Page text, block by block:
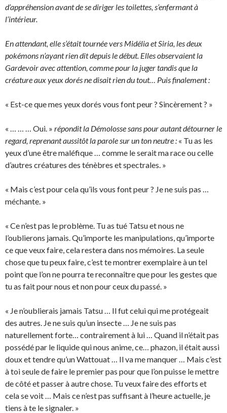
d’appréhension avant de se diriger les toilettes, s’enfermant à
l’intérieur.
En attendant, elle s’était tournée vers Midélia et Siria, les deux
pokémons n’ayant rien dit depuis le début. Elles observaient la
Gardevoir avec attention, comme pour la juger tandis que la
créature aux yeux dorés ne disait rien du tout… Puis finalement :
« Est-ce que mes yeux dorés vous font peur ? Sincèrement ? »
« … … … Oui. » répondit la Démolosse sans pour autant détourner le
regard, reprenant aussitôt la parole sur un ton neutre : « Tu as les
yeux d’une être maléfique … comme le serait ma race ou celle
d’autres créatures des ténèbres et spectrales. »
« Mais c’est pour cela qu’ils vous font peur ? Je ne suis pas …
méchante. »
« Ce n’est pas le problème. Tu as tué Tatsu et nous ne
l’oublierons jamais. Qu’importe les manipulations, qu’importe
ce que veux faire, cela restera dans nos mémoires. La seule
chose que tu peux faire, c’est te montrer exemplaire à un tel
point que l’on ne pourra te reconnaître que pour les gestes que
tu as fait pour nous et non pour ceux du passé. »
« Je n’oublierais jamais Tatsu … Il fut celui qui me protégeait
des autres. Je ne suis qu’un insecte … Je ne suis pas
naturellement forte… contrairement à lui … Quand il n’était pas
possédé par le liquide qui nous anime, ce… phazon, il était aussi
doux et tendre qu’un Wattouat … Il va me manquer … Mais c’est
à toi seule de faire le premier pas pour que l’on puisse le mettre
de côté et passer à autre chose. Tu veux faire des efforts et
cela se voit … Mais ce n’est pas suffisant à l’heure actuelle, je
tiens à te le signaler. »